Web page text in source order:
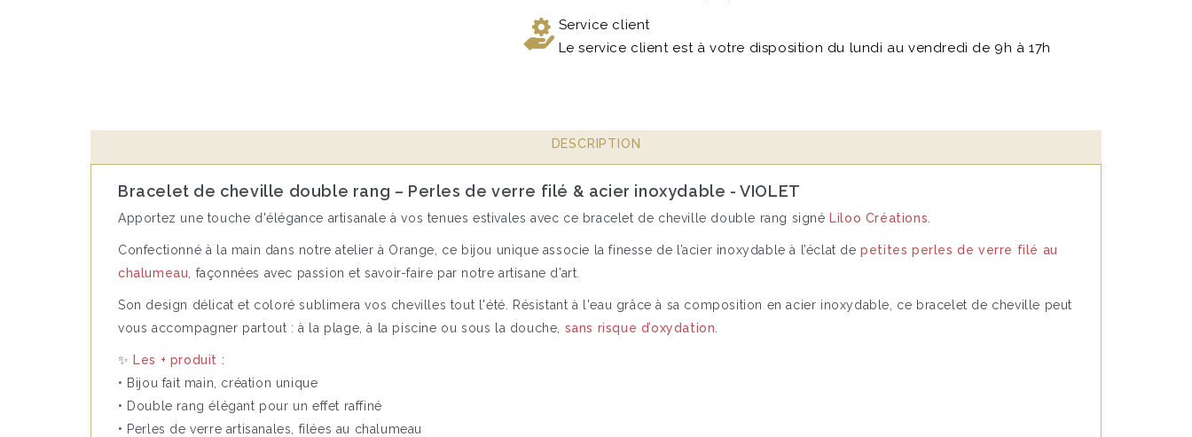
Service client
Le service client est à votre disposition du lundi au vendredi de 9h à 17h
DESCRIPTION
Bracelet de cheville double rang – Perles de verre filé & acier inoxydable - VIOLET
Apportez une touche d'élégance artisanale à vos tenues estivales avec ce bracelet de cheville double rang signé Liloo Créations
Confectionné à la main dans notre atelier à Orange, ce bijou unique associe la finesse de l’acier inoxydable à l’éclat depetites perles de verre filé au
chalumeau , façonnées avec passion et savoir-faire par notre artisane d’art.
Son design délicat et coloré sublimera vos chevilles tout l'été. Résistant à l'eau grâce à sa composition en acier inoxydable, ce bracelet de cheville peut
vous accompagner partout : à la plage, à la piscine ou sous la douche, sans risque d’oxydation
✨ Les + produit :
• Bijou fait main, création unique
• Double rang élégant pour un effet raffiné
• Perles de verre artisanales, filées au chalumeau